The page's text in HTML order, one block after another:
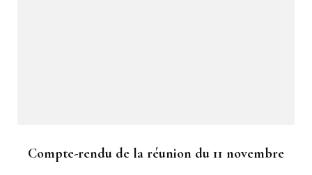
Compte-rendu de la réunion du 11 novembre